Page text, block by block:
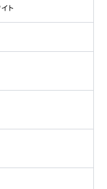
ト